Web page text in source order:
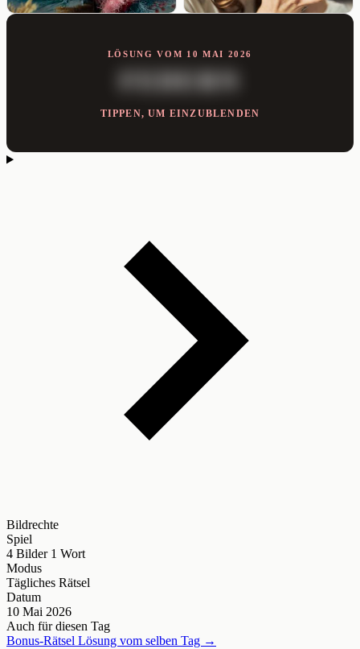
LÖSUNG VOM 10 MAI 2026
FEDERN
TIPPEN, UM EINZUBLENDEN
Bildrechte
Spiel
4 Bilder 1 Wort
Modus
Tägliches Rätsel
Datum
10 Mai 2026
Auch für diesen Tag
Bonus-Rätsel Lösung vom selben Tag →